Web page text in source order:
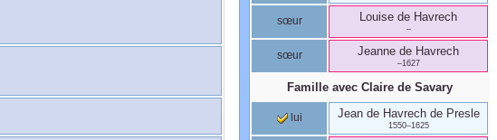
sœur Louise de Havrech
–
sœur Jeanne de Havrech
–1627
Famille avec Claire de Savary
lui Jean de Havrechde Presle
1550–1625